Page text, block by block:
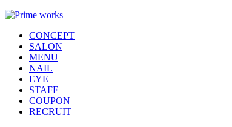
CONCEPT
SALON
MENU
NAIL
EYE
STAFF
COUPON
RECRUIT